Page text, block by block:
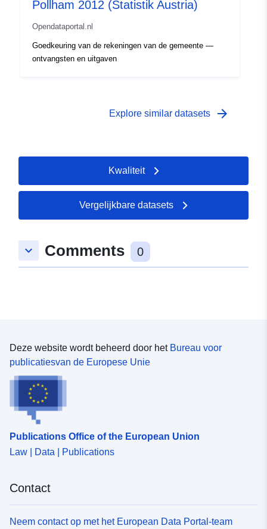
Pollham 2012 (Statistik Austria)
Opendataportal.nl
Goedkeuring van de rekeningen van de gemeente —
ontvangsten en uitgaven
Explore similar datasets arrow_forward
Kwaliteit
Vergelijkbare datasets
keyboard_arrow_down Comments 0
Deze website wordt beheerd door het Bureau voor
publicatiesvan de Europese Unie
Publications Office of the European Union
Law | Data | Publications
Contact
Neem contact op met het European Data Portal-team